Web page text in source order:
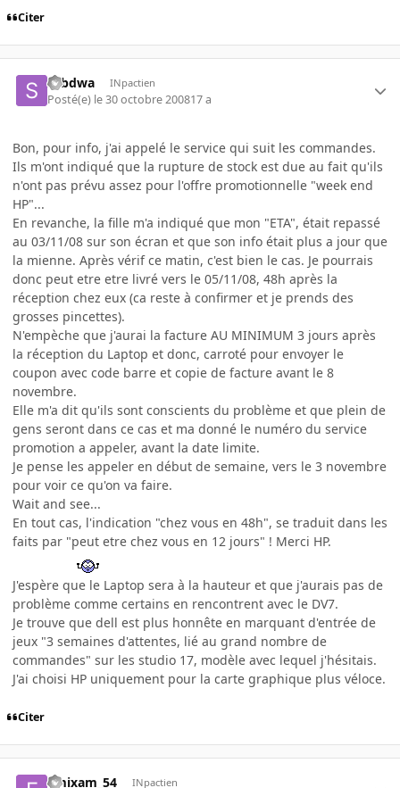
Citer
sebdwa INpactien
Posté(e) le 30 octobre 200817 a
Bon, pour info, j'ai appelé le service qui suit les commandes.
Ils m'ont indiqué que la rupture de stock est due au fait qu'ils
n'ont pas prévu assez pour l'offre promotionnelle "week end
HP"...
En revanche, la fille m'a indiqué que mon "ETA", était repassé
au 03/11/08 sur son écran et que son info était plus a jour que
la mienne. Après vérif ce matin, c'est bien le cas. Je pourrais
donc peut etre etre livré vers le 05/11/08, 48h après la
réception chez eux (ca reste à confirmer et je prends des
grosses pincettes).
N'empèche que j'aurai la facture AU MINIMUM 3 jours après
la réception du Laptop et donc, carroté pour envoyer le
coupon avec code barre et copie de facture avant le 8
novembre.
Elle m'a dit qu'ils sont conscients du problème et que plein de
gens seront dans ce cas et ma donné le numéro du service
promotion a appeler, avant la date limite.
Je pense les appeler en début de semaine, vers le 3 novembre
pour voir ce qu'on va faire.
Wait and see...
En tout cas, l'indication "chez vous en 48h", se traduit dans les
faits par "peut etre chez vous en 12 jours" ! Merci HP.
J'espère que le Laptop sera à la hauteur et que j'aurais pas de
problème comme certains en rencontrent avec le DV7.
Je trouve que dell est plus honnête en marquant d'entrée de
jeux "3 semaines d'attentes, lié au grand nombre de
commandes" sur les studio 17, modèle avec lequel j'hésitais.
J'ai choisi HP uniquement pour la carte graphique plus véloce.
Citer
emixam_54 INpactien